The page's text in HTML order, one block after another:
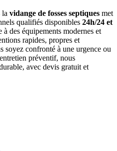
la vidange de fosses septiques met
qualifiés disponibles 24h/24 et
à des équipements modernes et
rapides, propres et
soyez confronté à une urgence ou
préventif, nous
avec devis gratuit et